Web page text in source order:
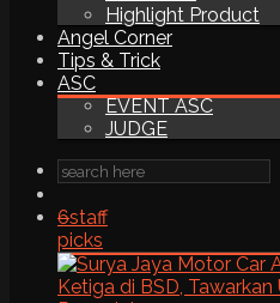
Highlight Product
Angel Corner
Tips & Trick
ASC
EVENT ASC
JUDGE
6staff
picks